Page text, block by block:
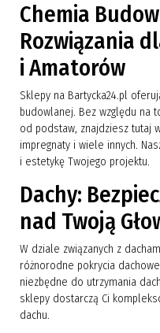
Chemia
Rozwiązania
i Amatorów
Sklepy na Bartycka24.pl
budowlanej. Bez względu na
od podstaw, znajdziesz tutaj
impregnaty i wiele innych.
i estetykę Twojego projektu.
Dachy:
nad Twoją
W dziale związanych z
różnorodne pokrycia
niezbędne do utrzymania
sklepy dostarczą Ci
dachu.